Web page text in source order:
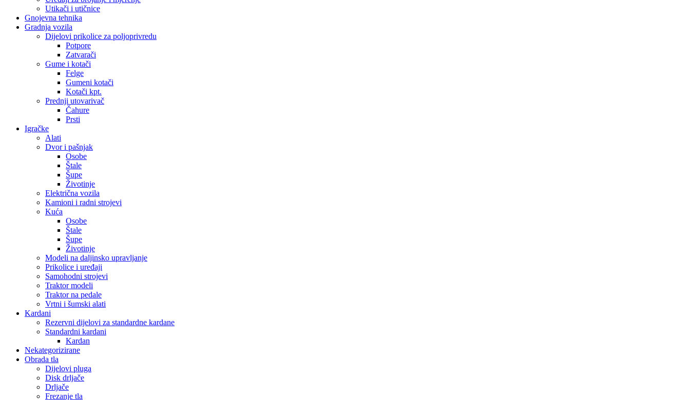
Utikači i utičnice
Gnojevna tehnika
Gradnja vozila
Dijelovi prikolice za poljoprivredu
Potpore
Zatvarači
Gume i kotači
Felge
Gumeni kotači
Kotači kpt.
Prednji utovarivač
Čahure
Prsti
Igračke
Alati
Dvor i pašnjak
Osobe
Štale
Šupe
Životinje
Električna vozila
Kamioni i radni strojevi
Kuća
Osobe
Štale
Šupe
Životinje
Modeli na daljinsko upravljanje
Prikolice i uređaji
Samohodni strojevi
Traktor modeli
Traktor na pedale
Vrtni i šumski alati
Kardani
Rezervni dijelovi za standardne kardane
Standardni kardani
Kardan
Nekategorizirane
Obrada tla
Dijelovi pluga
Disk drljače
Drljače
Frezanje tla